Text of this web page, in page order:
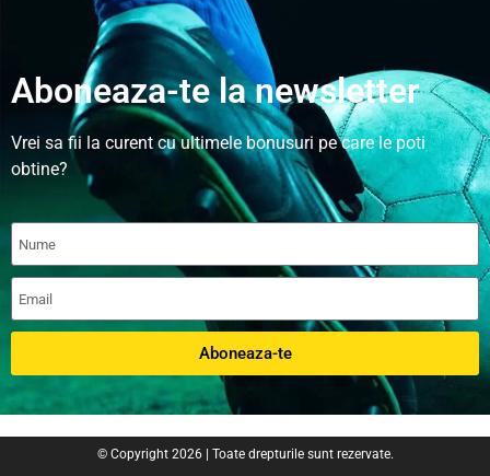
Aboneaza-te la newsletter
Vrei sa fii la curent cu ultimele bonusuri pe care le poti
obtine?
Aboneaza-te
© Copyright 2026 | Toate drepturile sunt rezervate.